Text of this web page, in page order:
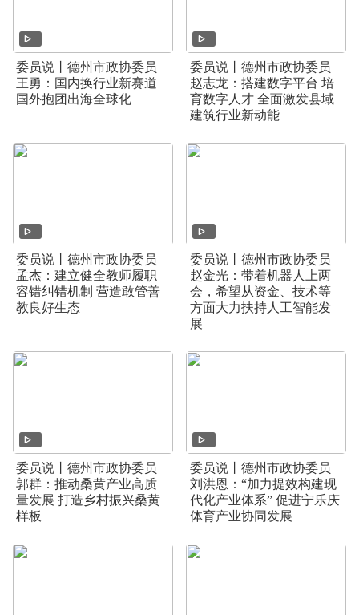
委员说丨德州市政协委员
王勇：国内换行业新赛道
国外抱团出海全球化
委员说丨德州市政协委员
赵志龙：搭建数字平台 培
育数字人才 全面激发县域
建筑行业新动能
委员说丨德州市政协委员
孟杰：建立健全教师履职
容错纠错机制 营造敢管善
教良好生态
委员说丨德州市政协委员
赵金光：带着机器人上两
会，希望从资金、技术等
方面大力扶持人工智能发
展
委员说丨德州市政协委员
郭群：推动桑黄产业高质
量发展 打造乡村振兴桑黄
样板
委员说丨德州市政协委员
刘洪恩：“加力提效构建现
代化产业体系” 促进宁乐庆
体育产业协同发展